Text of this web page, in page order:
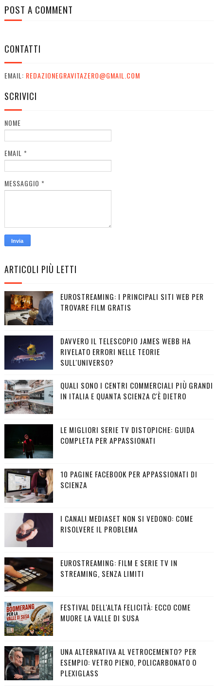
POST A COMMENT
CONTATTI
EMAIL: REDAZIONEGRAVITAZERO@GMAIL.COM
SCRIVICI
NOME
EMAIL *
MESSAGGIO *
ARTICOLI PIÙ LETTI
EUROSTREAMING: I PRINCIPALI SITI WEB PER
TROVARE FILM GRATIS
DAVVERO IL TELESCOPIO JAMES WEBB HA
RIVELATO ERRORI NELLE TEORIE
SULL'UNIVERSO?
QUALI SONO I CENTRI COMMERCIALI PIÙ GRANDI
IN ITALIA E QUANTA SCIENZA C'È DIETRO
LE MIGLIORI SERIE TV DISTOPICHE: GUIDA
COMPLETA PER APPASSIONATI
10 PAGINE FACEBOOK PER APPASSIONATI DI
SCIENZA
I CANALI MEDIASET NON SI VEDONO: COME
RISOLVERE IL PROBLEMA
EUROSTREAMING: FILM E SERIE TV IN
STREAMING, SENZA LIMITI
FESTIVAL DELL'ALTA FELICITÀ: ECCO COME
MUORE LA VALLE DI SUSA
UNA ALTERNATIVA AL VETROCEMENTO? PER
ESEMPIO: VETRO PIENO, POLICARBONATO O
PLEXIGLASS